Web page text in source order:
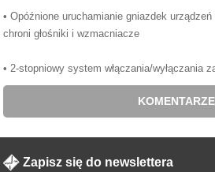
• Opóźnione uruchamianie gniazdek
chroni głośniki i wzmacniacze
• 2-stopniowy system włączania/wyłączania
KOMENTARZE
Zapisz się do newslettera